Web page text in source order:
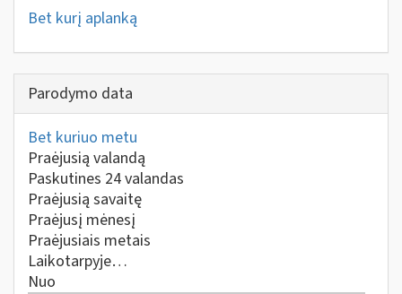
Bet kurį aplanką
Parodymo data
Bet kuriuo metu
Praėjusią valandą
Paskutines 24 valandas
Praėjusią savaitę
Praėjusį mėnesį
Praėjusiais metais
Laikotarpyje…
Nuo